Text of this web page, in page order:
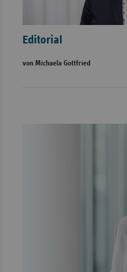
Editorial
von Michaela Gottfried